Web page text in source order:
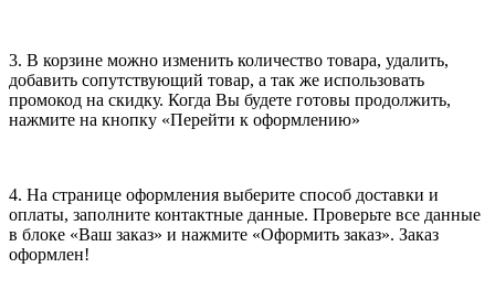
3. В корзине можно изменить количество товара, удалить,
добавить сопутствующий товар, а так же использовать
промокод на скидку. Когда Вы будете готовы продолжить,
нажмите на кнопку «Перейти к оформлению»
4. На странице оформления выберите способ доставки и
оплаты, заполните контактные данные. Проверьте все данные
в блоке «Ваш заказ» и нажмите «Оформить заказ». Заказ
оформлен!